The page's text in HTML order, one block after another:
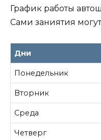
График работы
Сами заниятия
Дни
Понедельник
Вторник
Среда
Четверг